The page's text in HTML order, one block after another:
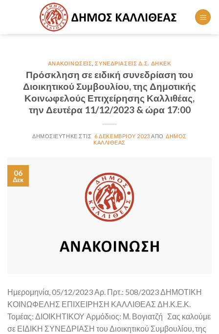
ΑΝΑΚΟΙΝΏΣΕΙΣ ,ΣΥΝΕΔΡΙΆΣΕΙΣ Δ.Σ. ΔΗΚΕΚ
Πρόσκληση σε ειδική συνεδρίαση του
Διοικητικού Συμβουλίου, της Δημοτικής
Κοινωφελούς Επιχείρησης Καλλιθέας,
την Δευτέρα 11/12/2023 & ώρα 17:00
6 ΔΕΚΕΜΒΡΊΟΥ 2023
ΔΉΜΟΣ
ΚΑΛΛΙΘΈΑΣ
06
Δεκ
Ημερομηνία, 05/12/2023 Αρ. Πρτ.: 508/2023 ΔΗΜΟΤΙΚΗ
ΚΟΙΝΩΦΕΛΗΣ ΕΠΙΧΕΙΡΗΣΗ ΚΑΛΛΙΘΕΑΣ ΔΗ.Κ.Ε.Κ.
Τομέας: ΔΙΟΙΚΗΤΙΚΟΥ Αρμόδιος: Μ. Βογιατζή Σας καλούμε
σε ΕΙΔΙΚΗ ΣΥΝΕΔΡΙΑΣΗ του Διοικητικού Συμβουλίου, της